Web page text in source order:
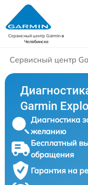
Сервисный центр Garminв
Челябинске
Сервисный центр
Garmin
Диагностика
желанию
Бесплатный
обращения
Гарантия на